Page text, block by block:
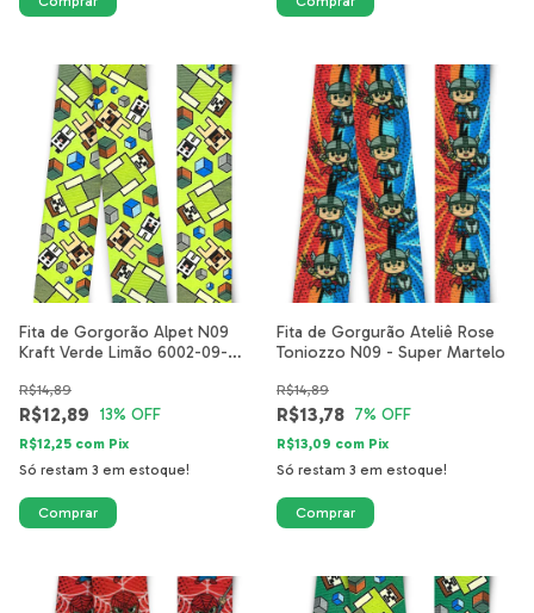
Fita de Gorgorão Alpet N09
Kraft Verde Limão 6002-09-
R$12,89
R$14,89
13% OFF
R$12,25 com Pix
Só restam 3 em estoque!
Fita de Gorgurão Ateliê Rose
Toniozzo N09 - Super Martelo
R$13,78
R$14,89
7% OFF
R$13,09 com Pix
Só restam 3 em estoque!